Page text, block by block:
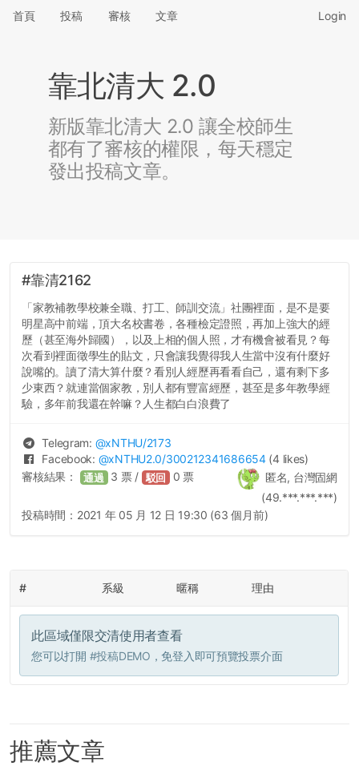
首頁 投稿 審核 文章 Login
靠北清大 2.0
新版靠北清大 2.0 讓全校師生
都有了審核的權限，每天穩定
發出投稿文章。
#靠清2162
「家教補教學校兼全職、打工、師訓交流」社團裡面，是不是要
明星高中前端，頂大名校書卷，各種檢定證照，再加上強大的經
歷（甚至海外歸國），以及上相的個人照，才有機會被看見？每
次看到裡面徵學生的貼文，只會讓我覺得我人生當中沒有什麼好
說嘴的。讀了清大算什麼？看別人經歷再看看自己，還有剩下多
少東西？就連當個家教，別人都有豐富經歷，甚至是多年教學經
驗，多年前我還在幹嘛？人生都白白浪費了
Telegram: @xNTHU/2173
Facebook: @xNTHU2.0/300212341686654 (4 likes)
匿名, 台灣固網
(49.***.***.***)
審核結果： 通過 3 票 / 駁回 0 票
投稿時間： 2021 年 05 月 12 日 19:30 (63 個月前)
# 系級 暱稱 理由
此區域僅限交清使用者查看
您可以打開 #投稿DEMO ，免登入即可預覽投票介面
推薦文章